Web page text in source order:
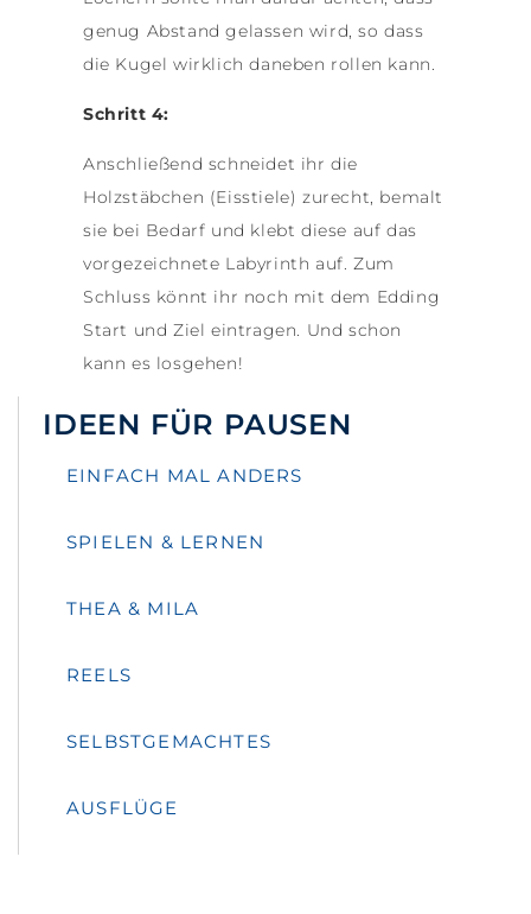
genug Abstand gelassen wird, so dass
die Kugel wirklich daneben rollen kann.
Schritt 4:
Anschließend schneidet ihr die
Holzstäbchen (Eisstiele) zurecht, bemalt
sie bei Bedarf und klebt diese auf das
vorgezeichnete Labyrinth auf. Zum
Schluss könnt ihr noch mit dem Edding
Start und Ziel eintragen. Und schon
kann es losgehen!
IDEEN FÜR PAUSEN
EINFACH MAL ANDERS
SPIELEN & LERNEN
THEA & MILA
REELS
SELBSTGEMACHTES
AUSFLÜGE